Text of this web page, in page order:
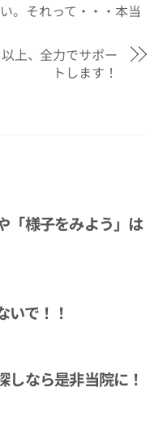
。それって・・・本当
上、全力でサポー
トします！
「様子をみよう」は
いで！！
しなら是非当院に！